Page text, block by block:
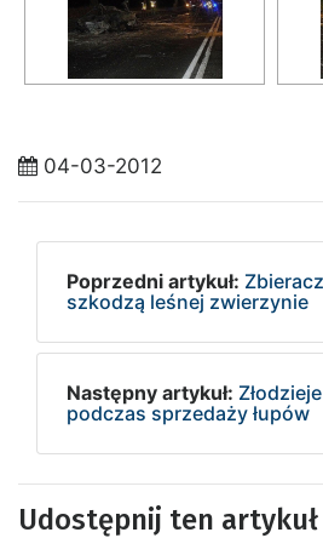
04-03-2012
Poprzedni artykuł:
szkodzą leśnej zwierzynie
Następny artykuł:
podczas sprzedaży łupów
Udostępnij ten